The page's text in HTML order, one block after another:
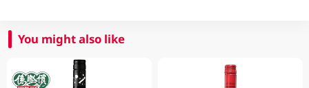
You might also like